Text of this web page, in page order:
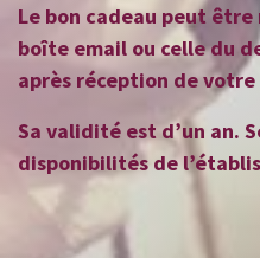
Le bon cadeau peut
boîte email ou celle du
après réception de
Sa validité est d’un an.
disponibilités de